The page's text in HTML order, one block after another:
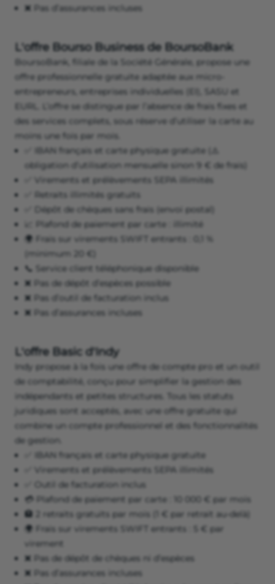
❌ Pas d’assurances incluses
L'offre Bourso Business de BoursoBank
BoursoBank, filiale de la Société Générale, propose une
offre professionnelle gratuite adaptée aux micro-
entrepreneurs, entreprises individuelles (EI), SASU et
EURL. L’offre se distingue par l’absence de frais fixes et
des services complets, sous réserve d’utiliser la carte au
moins une fois par mois.
✅ IBAN français et carte physique gratuite (⚠️
obligation d’utilisation mensuelle sinon 9 € de frais)
✅ Virements et prélèvements SEPA illimités
✅ Retraits illimités gratuits
✅ Dépôt de chèques sans frais (envoi postal)
📈 Plafond de paiement par carte : illimité
🌍 Frais sur virements SWIFT entrants : 0,1 %
(minimum 20 €)
📞 Service client téléphonique disponible
❌ Pas de dépôt d’espèces possible
❌ Pas d’outil de facturation inclus
❌ Pas d’assurances incluses
L'offre Basic d'Indy
Indy propose à la fois une offre de compte pro et un outil
de comptabilité, conçu pour simplifier la gestion des
indépendants et petites structures. Tous les statuts
juridiques sont acceptés, avec une offre gratuite qui
combine un compte professionnel et des fonctionnalités
de gestion.
✅ IBAN français et carte physique gratuite
✅ Virements et prélèvements SEPA illimités
✅ Outil de facturation inclus
💳 Plafond de paiement par carte : 10 000 € par mois
🏦 2 retraits gratuits par mois (1 € par retrait au-delà)
🌍 Frais sur virements SWIFT entrants : 5 € par
virement
❌ Pas de dépôt de chèques ni d’espèces
❌ Pas d’assurances incluses